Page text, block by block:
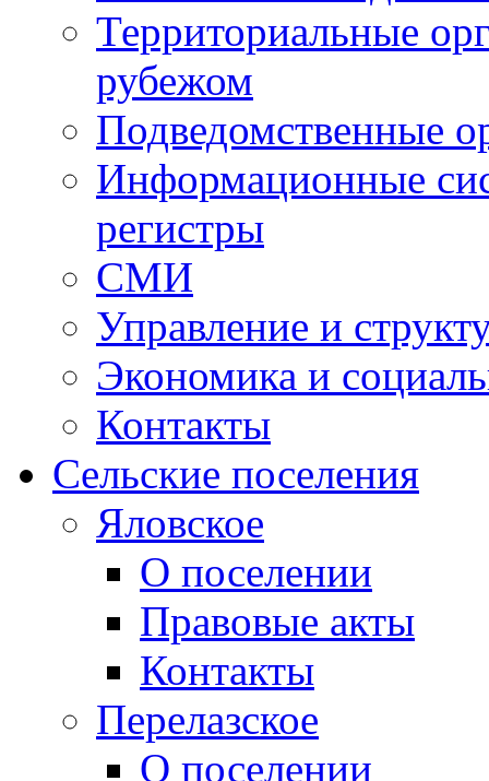
Территориальные
рубежом
Подведомственные
Информационные
регистры
СМИ
Управление и
Экономика и
Контакты
Сельские поселения
Яловское
О поселении
Правовые акты
Контакты
Перелазское
О поселении